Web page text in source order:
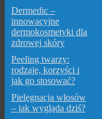
Dermedic –
innowacyjne
dermokosmetyki dla
zdrowej skóry
Peeling twarzy:
rodzaje, korzyści i
jak go stosować?
Pielęgnacja włosów
– jak wygląda dziś?